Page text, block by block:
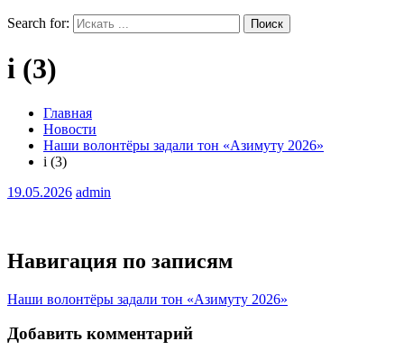
Search for:
i (3)
Главная
Новости
Наши волонтёры задали тон «Азимуту 2026»
i (3)
19.05.2026 admin
Навигация по записям
Наши волонтёры задали тон «Азимуту 2026»
Добавить комментарий